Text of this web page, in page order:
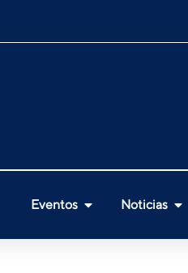
Eventos Noticias